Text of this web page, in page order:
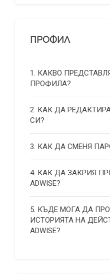
ПРОФИЛ
1. КАКВО
ПРОФИЛА?
2. КАК ДА
СИ?
3. КАК ДА СМЕНЯ
4. КАК ДА ЗАКРИЯ
ADWISE?
5. КЪДЕ МОГА ДА
ИСТОРИЯТА НА
ADWISE?